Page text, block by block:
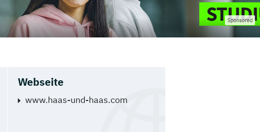
Sponsored
Webseite
www.haas-und-haas.com